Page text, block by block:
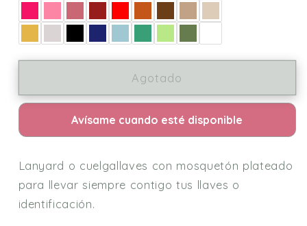
Agotado
Avísame cuando esté disponible
Lanyard o cuelgallaves con mosquetón plateado
para llevar siempre contigo tus llaves o
identificación.